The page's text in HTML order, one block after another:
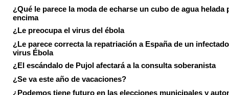
¿Qué le parece la moda de echarse un cubo de agua helada
encima
¿Le preocupa el virus del ébola
¿Le parece correcta la repatriación a España de un
virus Ébola
¿El escándalo de Pujol afectará a la consulta soberanista
¿Se va este año de vacaciones?
¿Podemos tiene futuro en las elecciones municipales y